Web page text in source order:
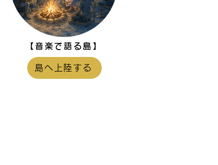
【音楽で語る島】
島へ上陸する